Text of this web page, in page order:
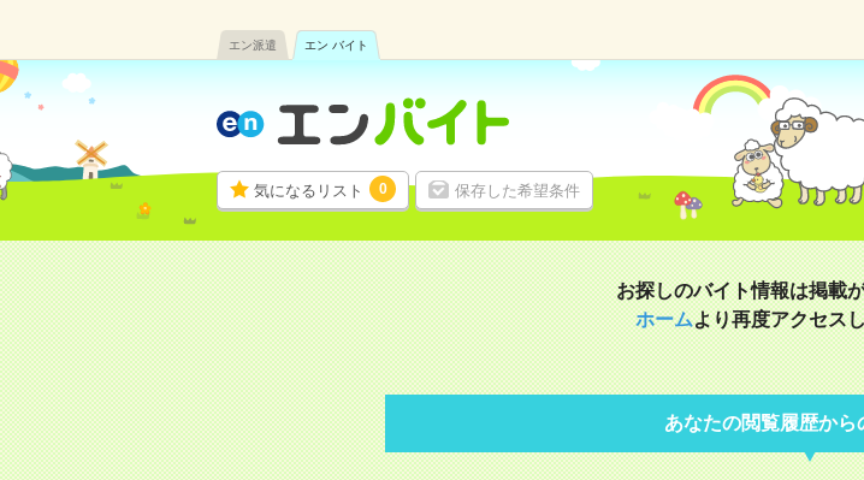
エン派遣 エン バイト
気になるリスト 0 保存した希望条件
お探しのバイト情報は掲載
ホームより再度アクセス
あなたの閲覧履歴から